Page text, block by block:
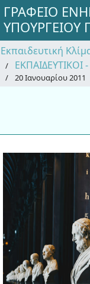
ΓΡΑΦΕΙΟ
ΥΠΟΥΡΓΕΙΟΥ
Εκπαιδευτική
ΕΚΠΑΙΔΕΥΤΙΚΟΙ
20 Ιανουαρίου 2011